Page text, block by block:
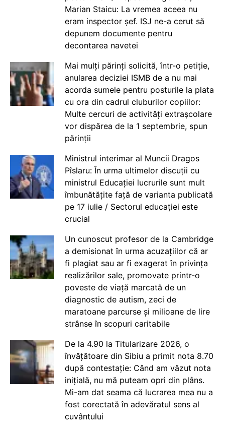
Marian Staicu: La vremea aceea nu
eram inspector șef. ISJ ne-a cerut să
depunem documente pentru
decontarea navetei
Mai mulți părinți solicită, într-o petiție,
anularea deciziei ISMB de a nu mai
acorda sumele pentru posturile la plata
cu ora din cadrul cluburilor copiilor:
Multe cercuri de activități extrașcolare
vor dispărea de la 1 septembrie, spun
părinții
Ministrul interimar al Muncii Dragos
Pîslaru: În urma ultimelor discuții cu
ministrul Educației lucrurile sunt mult
îmbunătățite față de varianta publicată
pe 17 iulie / Sectorul educației este
crucial
Un cunoscut profesor de la Cambridge
a demisionat în urma acuzațiilor că ar
fi plagiat sau ar fi exagerat în privința
realizărilor sale, promovate printr-o
poveste de viață marcată de un
diagnostic de autism, zeci de
maratoane parcurse și milioane de lire
strânse în scopuri caritabile
De la 4.90 la Titularizare 2026, o
învățătoare din Sibiu a primit nota 8.70
după contestație: Când am văzut nota
inițială, nu mă puteam opri din plâns.
Mi-am dat seama că lucrarea mea nu a
fost corectată în adevăratul sens al
cuvântului